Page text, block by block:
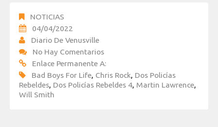
NOTICIAS
04/04/2022
Diario De Venusville
No Hay Comentarios
Enlace Permanente A:
Bad Boys For Life, Chris Rock, Dos Policías
Rebeldes, Dos Policías Rebeldes 4, Martin Lawrence,
Will Smith